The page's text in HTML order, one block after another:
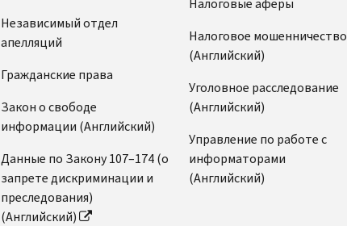
Независимый отдел
апелляций
Гражданские права
Закон о свободе
информации (Английский)
Данные по Закону 107–174 (о
запрете дискриминации и
преследования)
(Английский)
Налоговое мошенничество
(Английский)
Уголовное расследование
(Английский)
Управление по работе с
информаторами
(Английский)